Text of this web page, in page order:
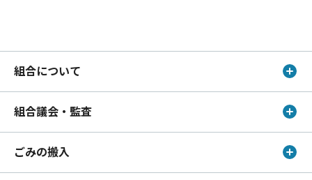
組合について
組合議会・監査
ごみの搬入